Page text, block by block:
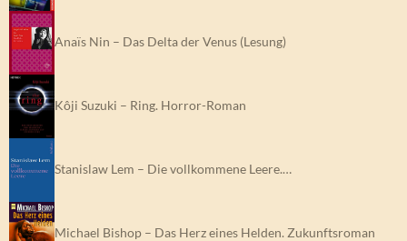
Anaïs Nin – Das Delta der Venus (Lesung)
Kôji Suzuki – Ring. Horror-Roman
Stanislaw Lem – Die vollkommene Leere.…
Michael Bishop – Das Herz eines Helden. Zukunftsroman